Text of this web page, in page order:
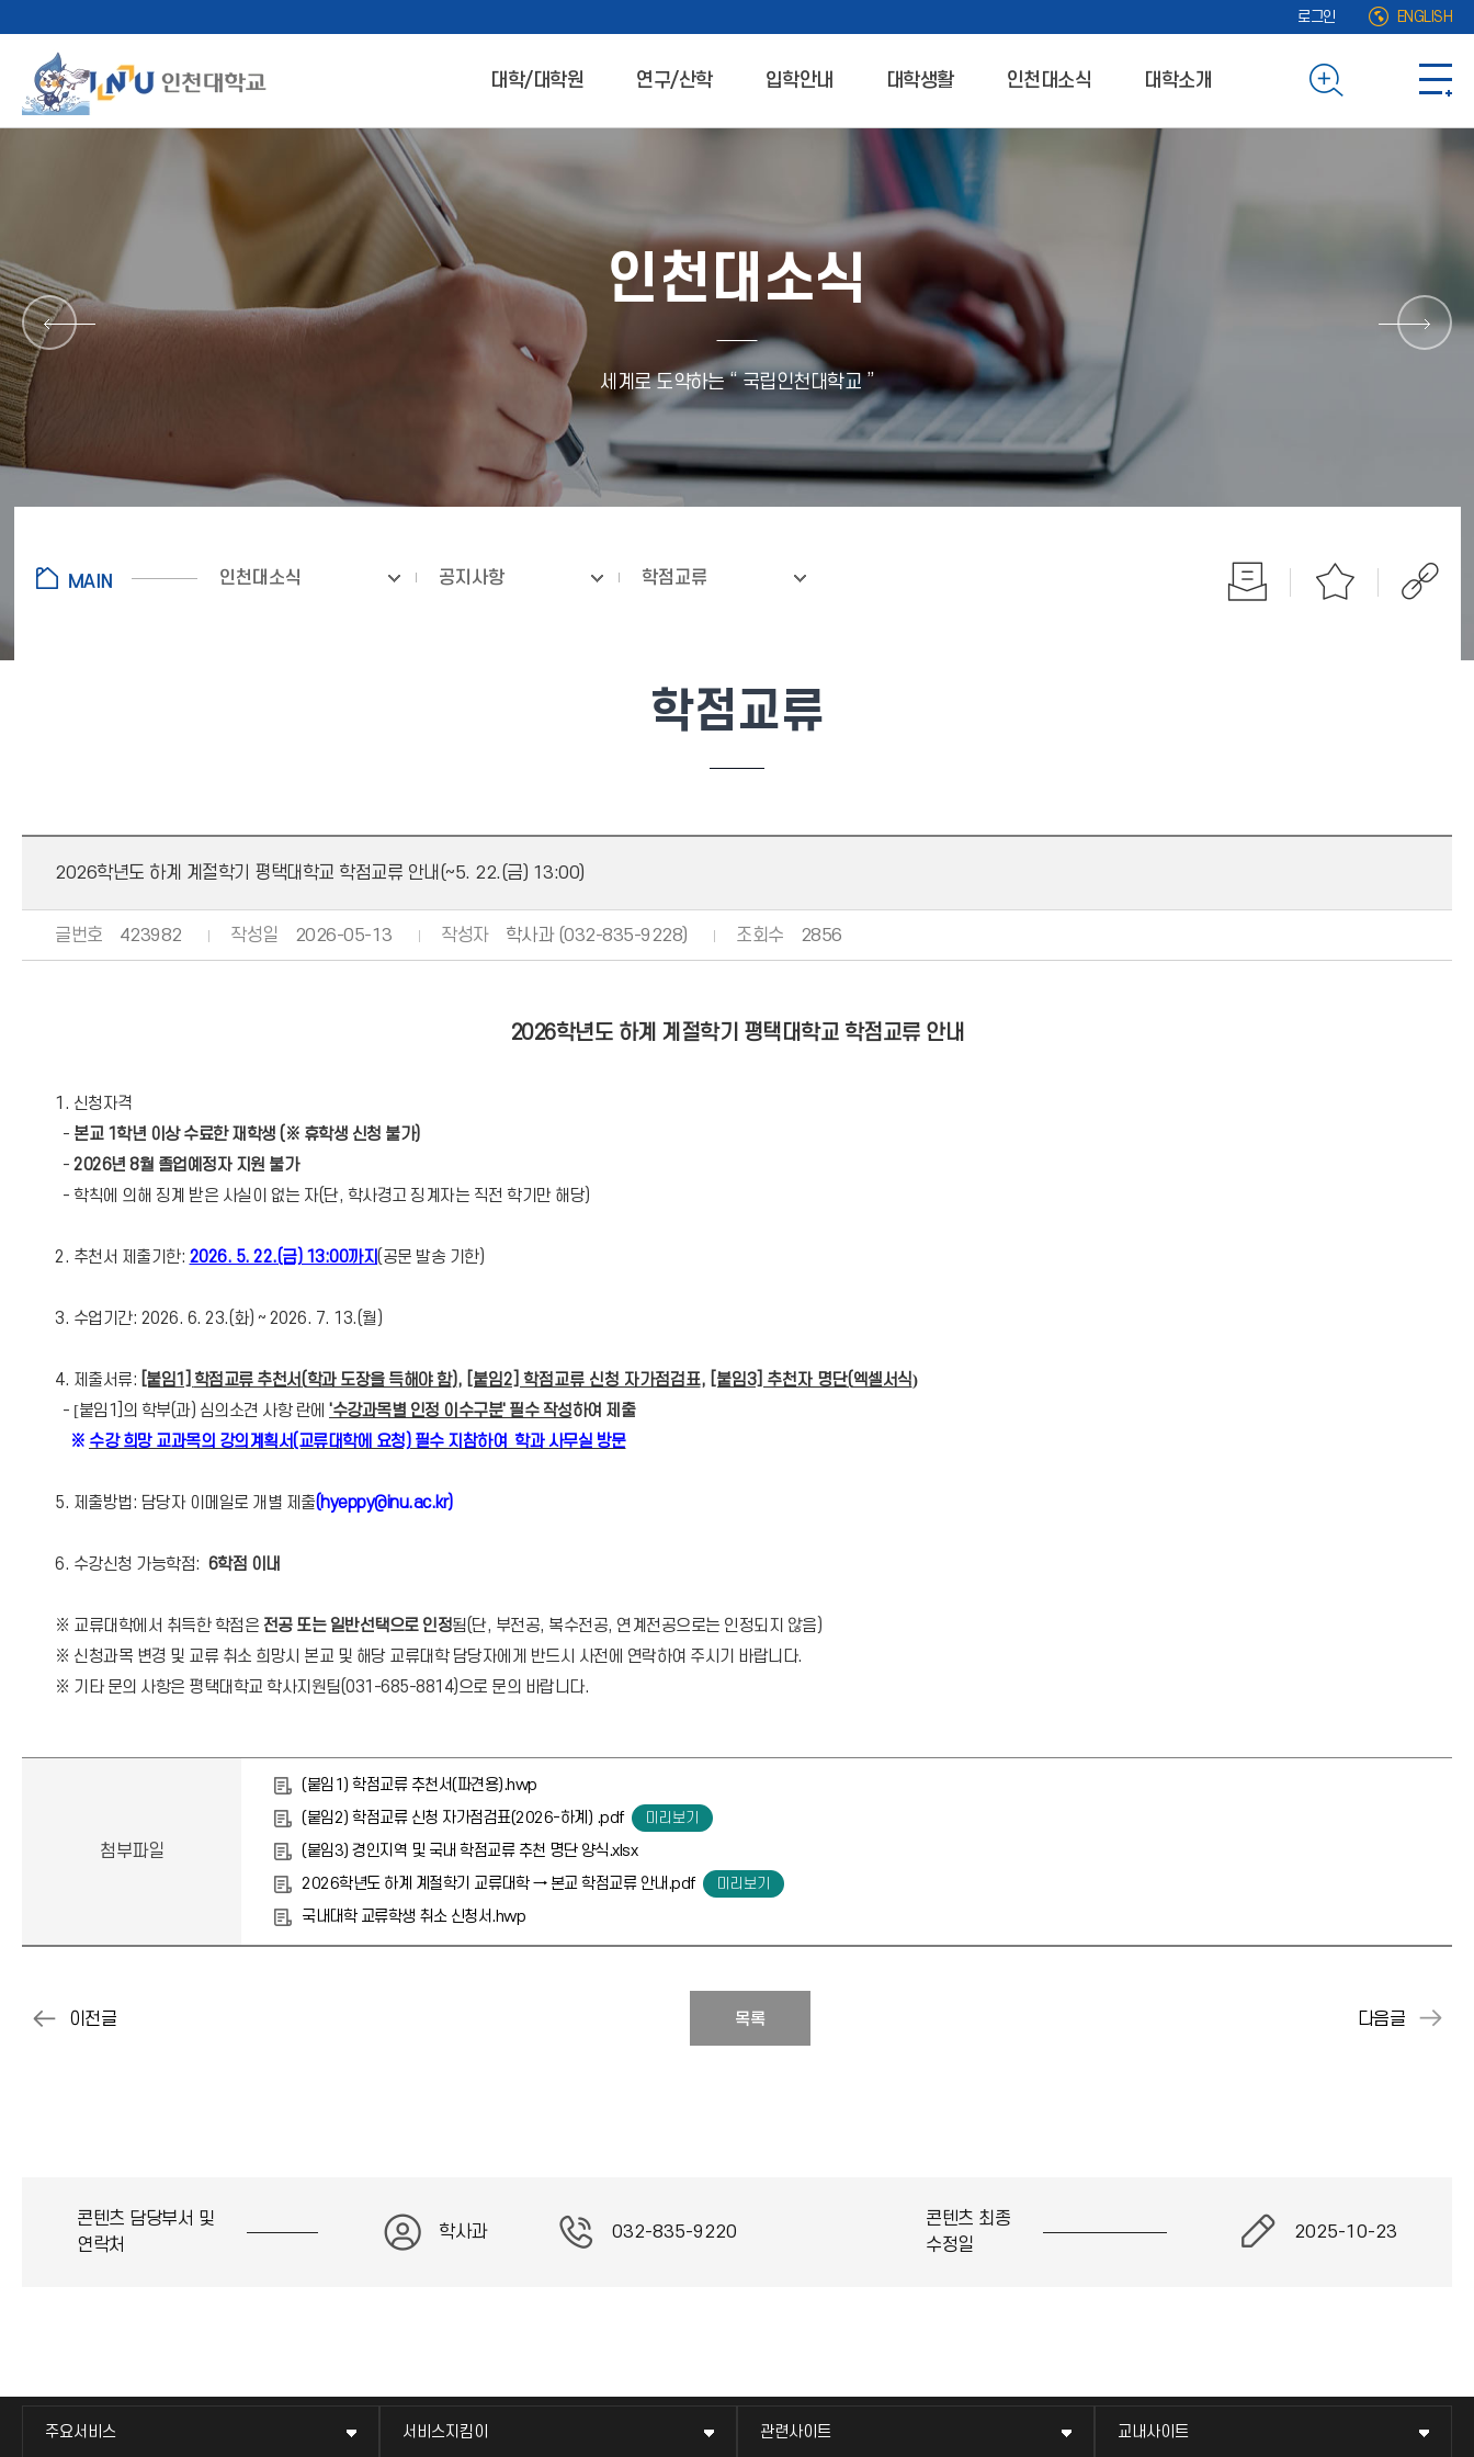
로그인 ENGLISH
대학/대학원 연구/산학 입학안내 대학생활 인천대소식 대학소개
인천대소식
세계로 도약하는 “ 국립인천대학교 ”
인천대소식 공지사항 학점교류
학점교류
2026학년도 하계 계절학기 평택대학교 학점교류 안내(~5. 22.(금) 13:00)
글번호 423982 작성일 2026-05-13 작성자 학사과 (032-835-9228) 조회수 2856
2026학년도 하계 계절학기 평택대학교 학점교류 안내
1. 신청자격
- 본교 1학년 이상 수료한 재학생 (※ 휴학생 신청 불가)
- 2026년 8월 졸업예정자 지원 불가
- 학칙에 의해 징계 받은 사실이 없는 자(단, 학사경고 징계자는 직전 학기만 해당)
2. 추천서 제출기한: 2026. 5. 22.(금) 13:00까지(공문 발송 기한)
3. 수업기간: 2026. 6. 23.(화) ~ 2026. 7. 13.(월)
4. 제출서류: [붙임1] 학점교류 추천서(학과 도장을 득해야 함), [붙임2] 학점교류 신청 자가점검표, [붙임3] 추천자 명단(엑셀서식)
- [붙임1]의 학부(과) 심의소견 사항 란에 '수강과목별 인정 이수구분' 필수 작성하여 제출
※ 수강 희망 교과목의 강의계획서(교류대학에 요청) 필수 지참하여 학과 사무실 방문
5. 제출방법: 담당자 이메일로 개별 제출(hyeppy@inu.ac.kr)
6. 수강신청 가능학점: 6학점 이내
※ 교류대학에서 취득한 학점은 전공 또는 일반선택으로 인정됨(단, 부전공, 복수전공, 연계전공으로는 인정되지 않음)
※ 신청과목 변경 및 교류 취소 희망시 본교 및 해당 교류대학 담당자에게 반드시 사전에 연락하여 주시기 바랍니다.
※ 기타 문의 사항은 평택대학교 학사지원팀(031-685-8814)으로 문의 바랍니다.
첨부파일
(붙임1) 학점교류 추천서(파견용).hwp
(붙임2) 학점교류 신청 자가점검표(2026-하계) .pdf
(붙임3) 경인지역 및 국내 학점교류 추천 명단 양식.xlsx
2026학년도 하계 계절학기 교류대학 → 본교 학점교류 안내.pdf
국내대학 교류학생 취소 신청서.hwp
목록
콘텐츠 담당부서 및
연락처
학사과 032-835-9220
콘텐츠 최종
수정일
2025-10-23
주요서비스 서비스지킴이 관련사이트 교내사이트